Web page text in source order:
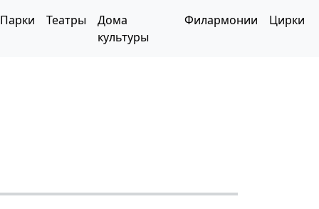
Парки Театры
Дома
культуры
Филармонии Цирки